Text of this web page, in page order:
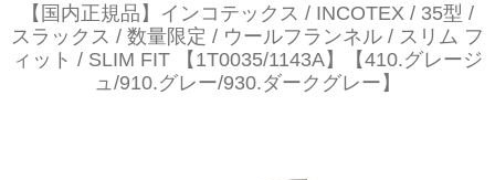
【国内正規品】インコテックス / INCOTEX / 35型 /
スラックス / 数量限定 / ウールフランネル / スリム フ
ィット / SLIM FIT 【1T0035/1143A】【410.グレージ
ュ/910.グレー/930.ダークグレー】